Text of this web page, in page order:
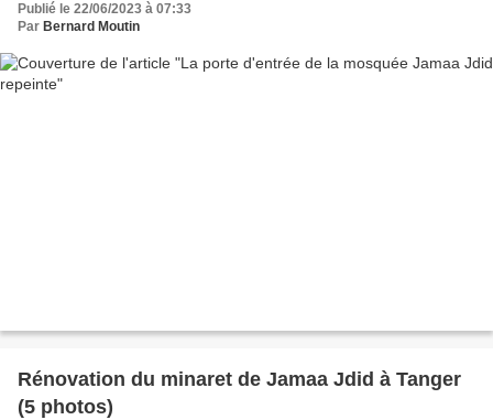
Publié le 22/06/2023 à 07:33
Par Bernard Moutin
Rénovation du minaret de Jamaa Jdid à Tanger
(5 photos)